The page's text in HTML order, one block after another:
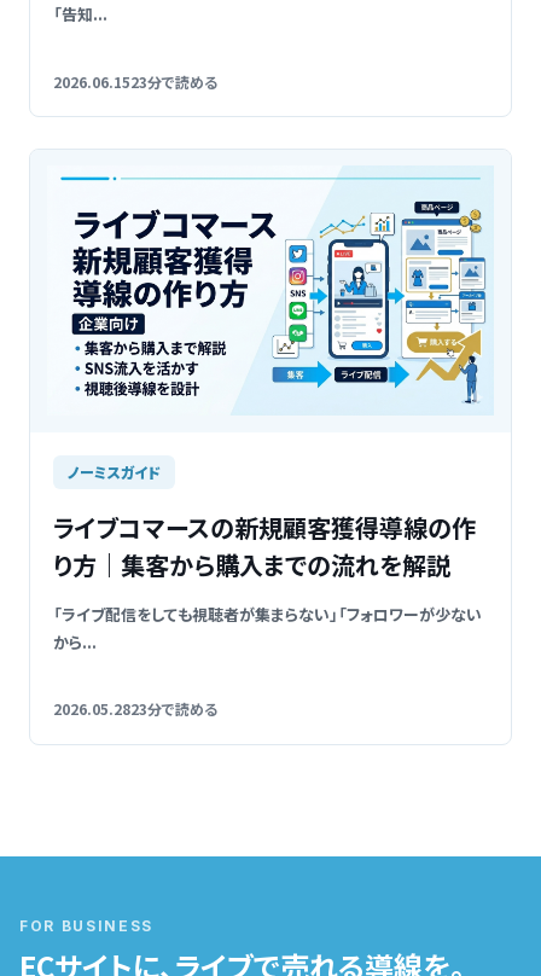
「告知...
2026.06.1523分で読める
ノーミスガイド
ライブコマースの新規顧客獲得導線の作
り方｜集客から購入までの流れを解説
「ライブ配信をしても視聴者が集まらない」「フォロワーが少ない
から...
2026.05.2823分で読める
FOR BUSINESS
ECサイトに、ライブで売れる導線を。